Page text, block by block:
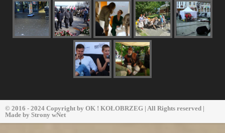
© 2016 - 2024 Copyright by OK ! KOŁOBRZEG | All Rights reserved |
Made by Strony wNet